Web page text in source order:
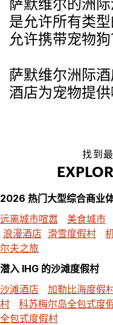
萨默维尔的洲
是允许所有类
允许携带宠物狗
萨默维尔洲际
酒店为宠物提供
找到
2026 热门大型综合商业
远离城市喧嚣
美食城市
浪漫酒店 滑雪度假村
尔夫之旅
潜入 IHG 的沙滩度假村
沙滩酒店
加勒比海度假
村
科苏梅尔岛全包式度
全包式度假村